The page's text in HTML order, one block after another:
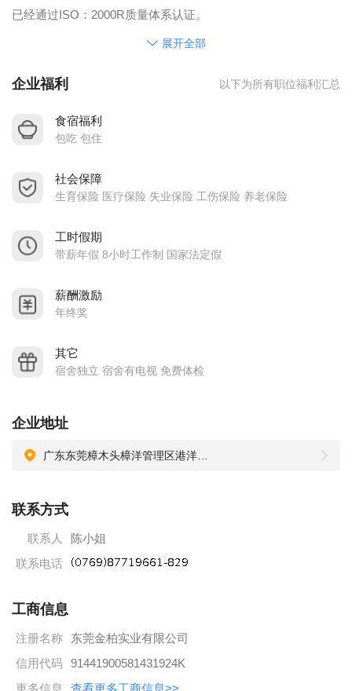
已经通过ISO：2000R质量体系认证。
公司提供社保，年底有奖金，包食宿,每周上班6天,每天上班8小
展开全部
企业福利 以下为所有职位福利汇总
食宿福利
包吃 包住
社会保障
生育保险 医疗保险 失业保险 工伤保险 养老保险
工时假期
带薪年假 8小时工作制 国家法定假
薪酬激励
年终奖
其它
宿舍独立 宿舍有电视 免费体检
企业地址
联系方式
联系人
陈小姐
联系电话
工商信息
注册名称
东莞金柏实业有限公司
信用代码 91441900581431924K
更多信息
查看更多工商信息>>